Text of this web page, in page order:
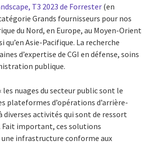
T3 2023 de Forrester (en
Grands fournisseurs pour nos
du Nord, en Europe, au Moyen-Orient
qu’en Asie-Pacifique. La recherche
d’expertise de CGI en défense, soins
publique.
les nuages du secteur public sont le
plateformes d’opérations d’arrière-
diverses activités qui sont de ressort
important, ces solutions
infrastructure conforme aux